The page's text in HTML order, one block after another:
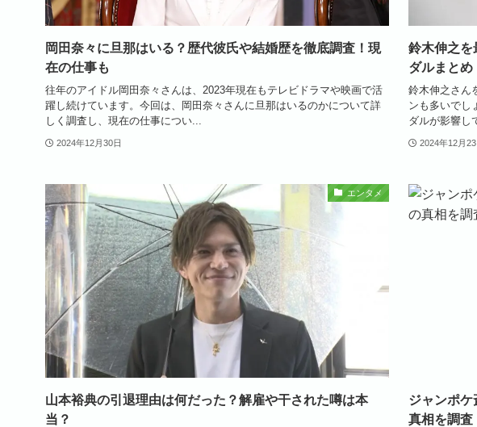
岡田奈々に旦那はいる？歴代彼氏や結婚歴を徹底調査！現
在の仕事も
往年のアイドル岡田奈々さんは、2023年現在もテレビドラマや映画で活
躍し続けています。今回は、岡田奈々さんに旦那はいるのかについて詳
しく調査し、現在の仕事につい...
2024年12月30日
鈴木伸之を
ダルまとめ
鈴木伸之さん
ンも多いでし
ダルが影響し
2024年12月23
エンタメ
山本裕典の引退理由は何だった？解雇や干された噂は本
当？
ジャンポ
真相を調査